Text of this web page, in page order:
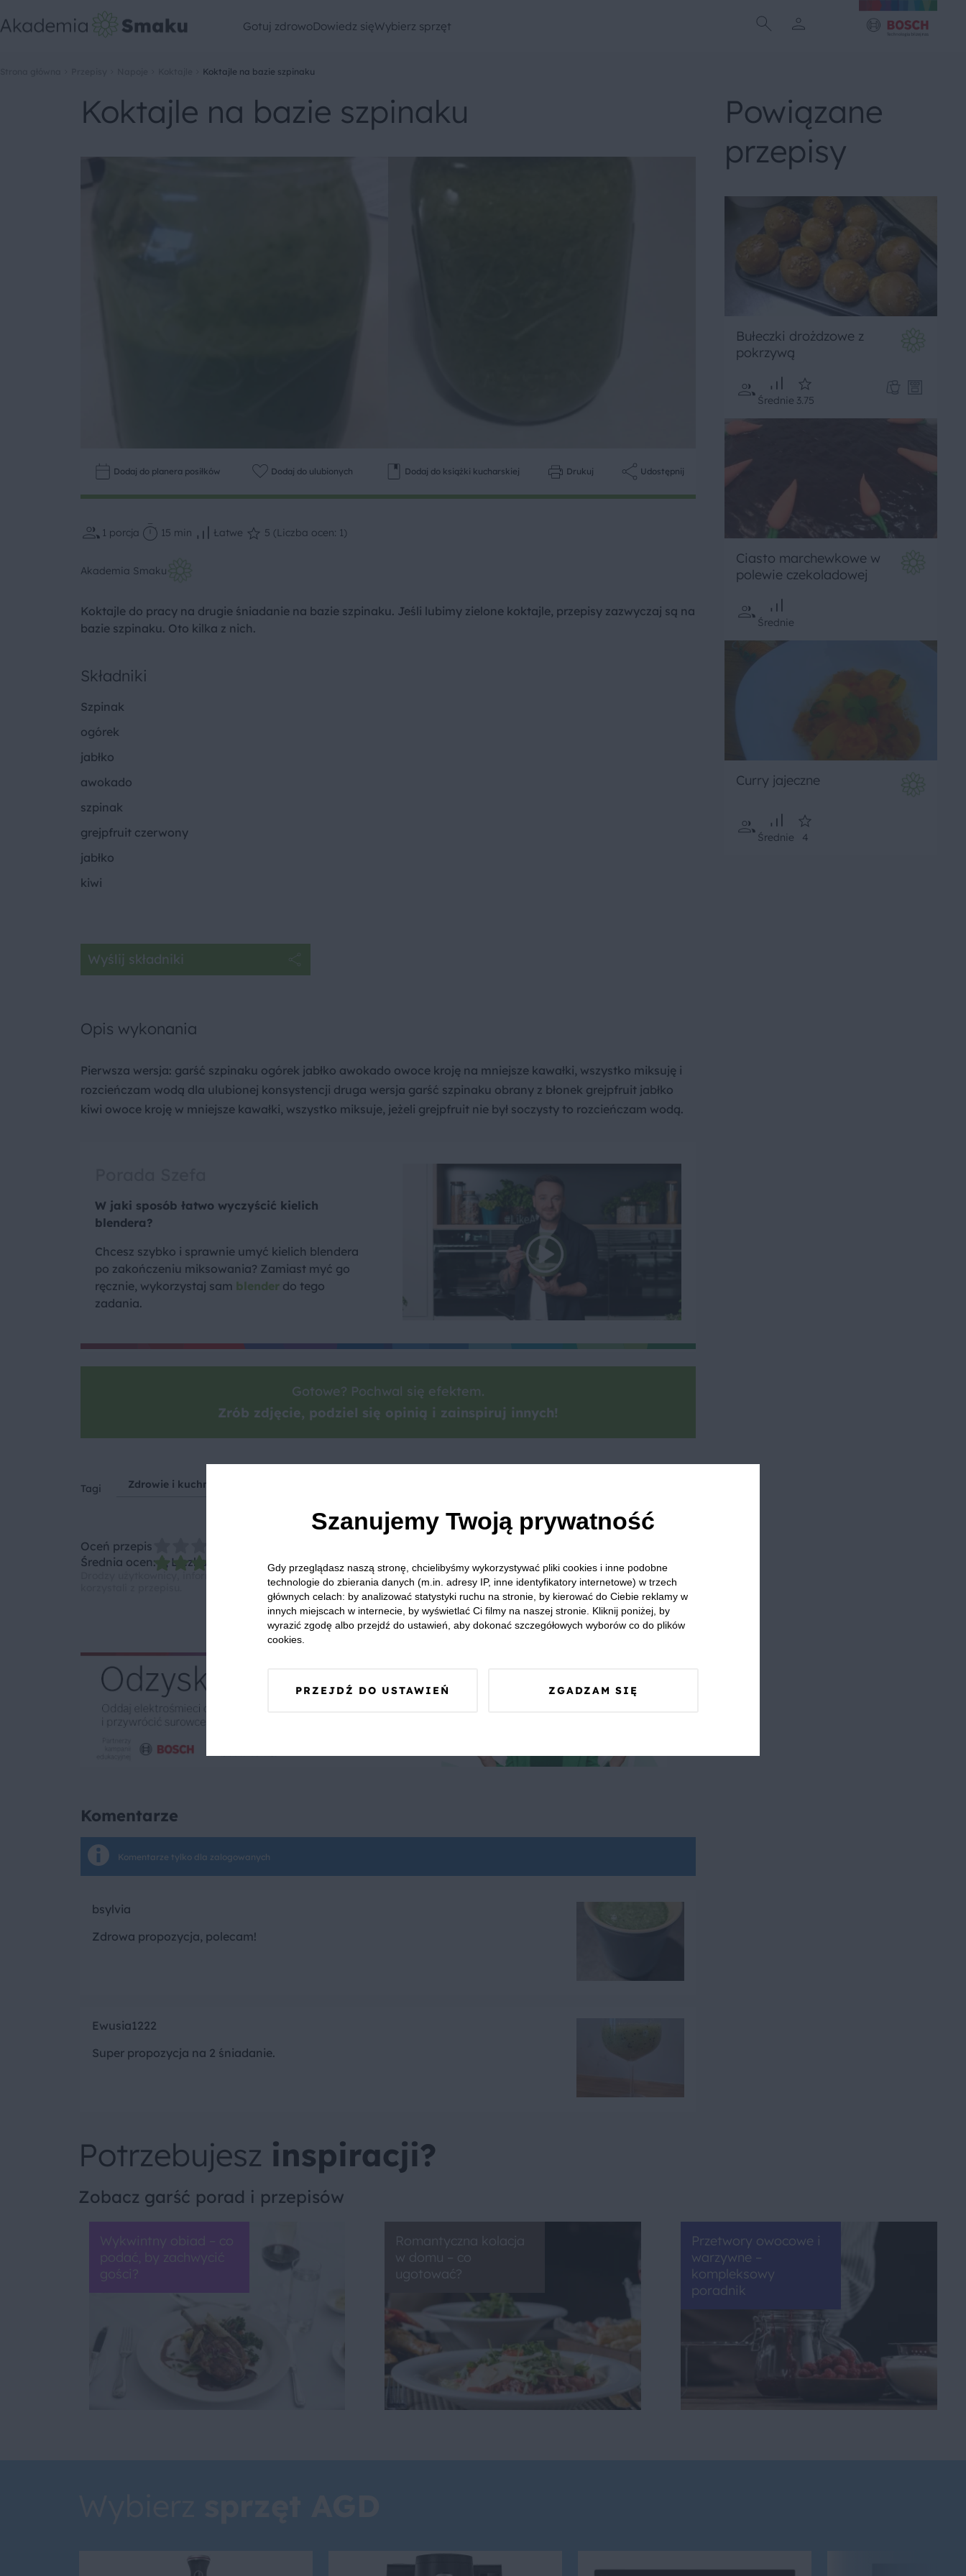
Gotuj zdrowoDowiedz sięWybierz sprzęt
Koktajle na bazie szpinaku
Koktajle na bazie szpinaku
Dodaj do planera posiłków Dodaj do ulubionych Dodaj do książki kucharskiej Drukuj Udostępnij
1 porcja 15 min Łatwe 5 (Liczba ocen: 1)
Akademia Smaku
Koktajle do pracy na drugie śniadanie na bazie szpinaku. Jeśli lubimy zielone koktajle, przepisy zazwyczaj są na
bazie szpinaku. Oto kilka z nich.
Składniki
Szpinak
ogórek
jabłko
awokado
szpinak
grejpfruit czerwony
jabłko
kiwi
Wyślij składniki
Opis wykonania
Pierwsza wersja: garść szpinaku ogórek jabłko awokado owoce kroję na mniejsze kawałki, wszystko miksuję i
rozcieńczam wodą dla ulubionej konsystencji druga wersja garść szpinaku obrany z błonek grejpfruit jabłko
kiwi owoce kroję w mniejsze kawałki, wszystko miksuje, jeżeli grejpfruit nie był soczysty to rozcieńczam wodą.
W jaki sposób łatwo wyczyścić kielich
blendera?
Chcesz szybko i sprawnie umyć kielich blendera
po zakończeniu miksowania? Zamiast myć go
ręcznie, wykorzystaj sam blender do tego
zadania.
Gotowe? Pochwal się efektem.
Zrób zdjęcie, podziel się opinią i zainspiruj innych!
Tagi Zdrowie i kuchnia
Oceń przepis
Średnia ocen: 5, Liczba ocen: 1
Drodzy użytkownicy, informujemy, że nie możemy Was zapewnić, że publikowane opinie pochodzą od konsumentów, którzy
Komentarze
Komentarze tylko dla zalogowanych
bsylvia
Zdrowa propozycja, polecam!
Ewusia1222
Super propozycja na 2 śniadanie.
Powiązane
przepisy
Bułeczki drożdzowe z
pokrzywą
Średnie 3.75
Ciasto marchewkowe w
polewie czekoladowej
Średnie
Curry jajeczne
Średnie 4
Potrzebujesz inspiracji?
Zobacz garść porad i przepisów
Wykwintny obiad – co
podać, by zachwycić
gości?
Romantyczna kolacja
w domu – co
ugotować?
Przetwory owocowe i
warzywne –
kompleksowy
poradnik
Szanujemy Twoją prywatność
Gdy przeglądasz naszą stronę, chcielibyśmy wykorzystywać pliki cookies i inne podobne
technologie do zbierania danych (m.in. adresy IP, inne identyfikatory internetowe) w trzech
głównych celach: by analizować statystyki ruchu na stronie, by kierować do Ciebie reklamy w
innych miejscach w internecie, by wyświetlać Ci filmy na naszej stronie. Kliknij poniżej, by
wyrazić zgodę albo przejdź do ustawień, aby dokonać szczegółowych wyborów co do plików
cookies.
PRZEJDŹ DO USTAWIEŃ ZGADZAM SIĘ